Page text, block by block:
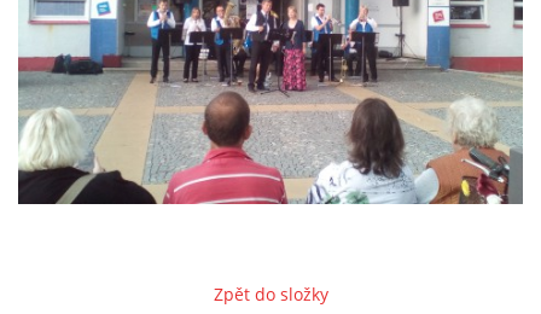
2023
2024
2025
Zpět do složky